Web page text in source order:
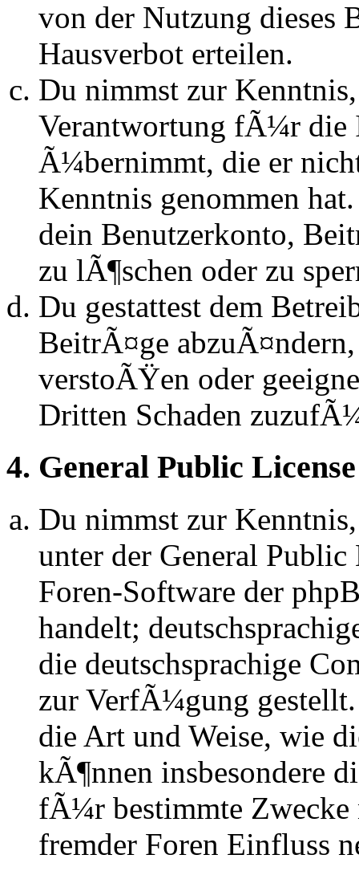
von der Nutzung dieses
Hausverbot erteilen.
Du nimmst zur
Verantwortung fÃ¼r die
Ã¼bernimmt, die er
Kenntnis genommen
dein Benutzerkonto,
zu lÃ¶schen oder zu
Du gestattest dem
BeitrÃ¤ge
verstoÃŸen oder
Dritten Schaden
4. General Public License
Du nimmst zur
unter der General
Foren-Software der
handelt;
die deutschsprachige
zur VerfÃ¼gung
die Art und Weise, wie
kÃ¶nnen insbesondere
fÃ¼r bestimmte Zwecke
fremder Foren Einfluss